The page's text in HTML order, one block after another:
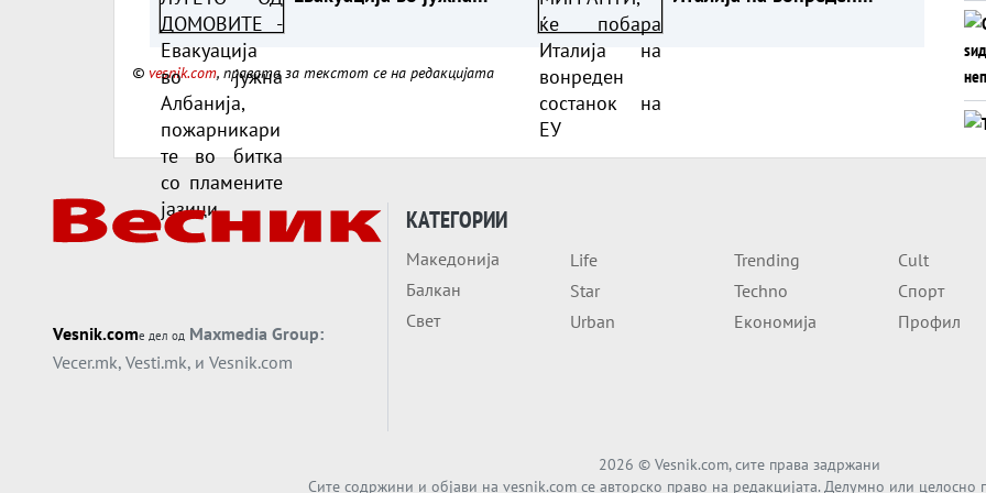
јазици
© vesnik.com, правата за текстот се на редакцијата
Vesnik.comе дел од Maxmedia Group:
Vecer.mk, Vesti.mk, и Vesnik.com
КАТЕГОРИИ
Македонија
Балкан
Свет
Life
Star
Urban
Trending
Techno
Економија
Cult
Спорт
Профил
2026 © Vesnik.com, сите права задржани
Сите содржини и објави на vesnik.com се авторско право на редакцијата. Делумно или целосно